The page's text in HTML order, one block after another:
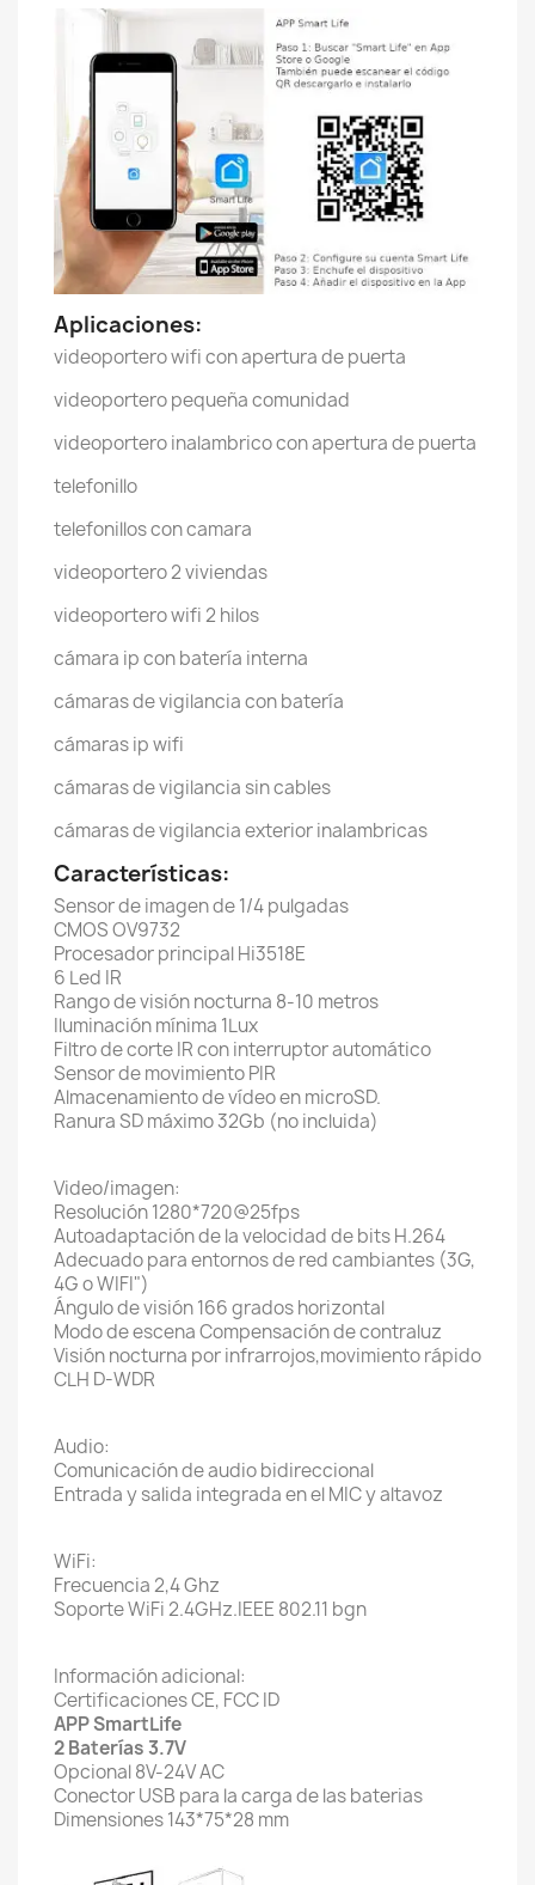
Aplicaciones:
videoportero wifi con apertura de puerta
videoportero pequeña comunidad
videoportero inalambrico con apertura de puerta
telefonillo
telefonillos con camara
videoportero 2 viviendas
videoportero wifi 2 hilos
cámara ip con batería interna
cámaras de vigilancia con batería
cámaras ip wifi
cámaras de vigilancia sin cables
cámaras de vigilancia exterior inalambricas
Características:
Sensor de imagen de 1/4 pulgadas
CMOS OV9732
Procesador principal Hi3518E
6 Led IR
Rango de visión nocturna 8-10 metros
Iluminación mínima 1Lux
Filtro de corte IR con interruptor automático
Sensor de movimiento PIR
Almacenamiento de vídeo en microSD.
Ranura SD máximo 32Gb (no incluida)
Video/imagen:
Resolución 1280*720@25fps
Autoadaptación de la velocidad de bits H.264
Adecuado para entornos de red cambiantes (3G,
4G o WIFI")
Ángulo de visión 166 grados horizontal
Modo de escena Compensación de contraluz
Visión nocturna por infrarrojos,movimiento rápido
CLH D-WDR
Audio:
Comunicación de audio bidireccional
Entrada y salida integrada en el MIC y altavoz
WiFi:
Frecuencia 2,4 Ghz
Soporte WiFi 2.4GHz.IEEE 802.11 bgn
Información adicional:
Certificaciones CE, FCC ID
APP SmartLife
2 Baterías 3.7V
Opcional 8V-24V AC
Conector USB para la carga de las baterias
Dimensiones 143*75*28 mm